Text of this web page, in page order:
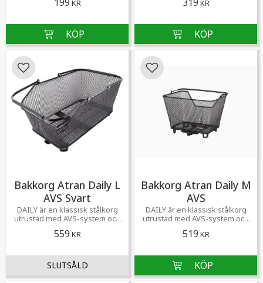
KR KR
Bakkorg Atran Daily L
AVS Svart
​DAILY är en klassisk stålkorg
utrustad med AVS-system och
559 KR
Lägg till i favoriter
Bakkorg Atran Daily M
AVS
​DAILY är en klassisk stålkorg
utrustad med AVS-system och
519 KR
Lägg till i favoriter